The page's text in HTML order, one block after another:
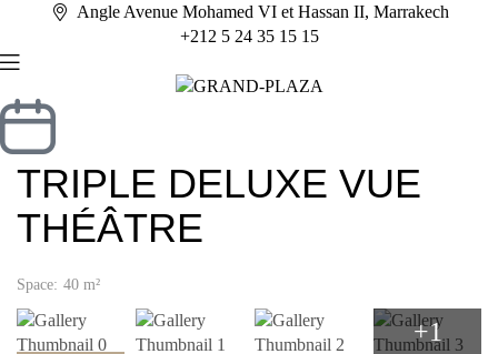
Angle Avenue Mohamed VI et Hassan II, Marrakech
+212 5 24 35 15 15
TRIPLE DELUXE VUE
THÉÂTRE
Space: 40 m²
+1